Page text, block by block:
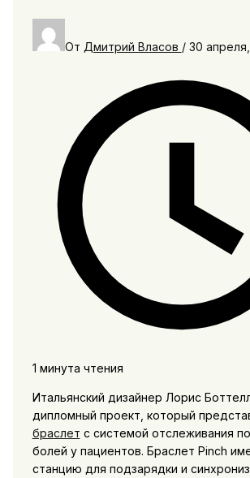
От Дмитрий Власов / 30
1 минута чтения
Итальянский дизайнер Лорис
дипломный проект, который
браслет с системой отслеживания
болей у пациентов. Браслет Pinch
станцию для подзарядки и